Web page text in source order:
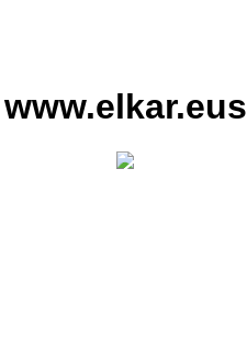
www.elkar.eus